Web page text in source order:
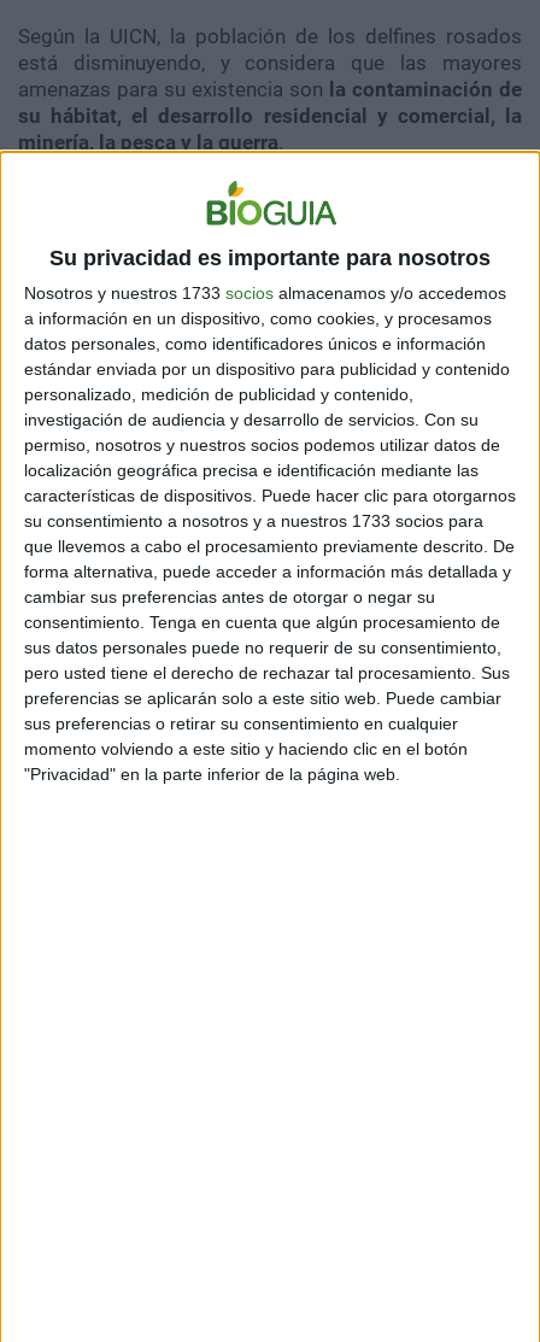
Su privacidad es importante para nosotros
Nosotros y nuestros 1733 socios almacenamos y/o accedemos
a información en un dispositivo, como cookies, y procesamos
datos personales, como identificadores únicos e información
estándar enviada por un dispositivo para publicidad y contenido
personalizado, medición de publicidad y contenido,
investigación de audiencia y desarrollo de servicios. Con su
permiso, nosotros y nuestros socios podemos utilizar datos de
localización geográfica precisa e identificación mediante las
características de dispositivos. Puede hacer clic para otorgarnos
su consentimiento a nosotros y a nuestros 1733 socios para
que llevemos a cabo el procesamiento previamente descrito. De
forma alternativa, puede acceder a información más detallada y
cambiar sus preferencias antes de otorgar o negar su
consentimiento. Tenga en cuenta que algún procesamiento de
sus datos personales puede no requerir de su consentimiento,
pero usted tiene el derecho de rechazar tal procesamiento. Sus
preferencias se aplicarán solo a este sitio web. Puede cambiar
sus preferencias o retirar su consentimiento en cualquier
momento volviendo a este sitio y haciendo clic en el botón
"Privacidad" en la parte inferior de la página web.
Según la UICN, la población de los delfines rosados
está disminuyendo, y considera que las mayores
amenazas para su existencia son la contaminación de
su hábitat, el desarrollo residencial y comercial, la
minería, la pesca y la guerra.
contaminación de las fuentes de agua y de los
bosques de inundaciónque los delfines rosados
frecuentemente aprovechan como hogares ha
incrementado considerablemente, y esto se ha
convertido en el peor enemigo de su supervivencia.
Imagen ilustrativa